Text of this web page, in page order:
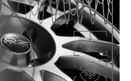
OZ世界
经销商
新闻与事件